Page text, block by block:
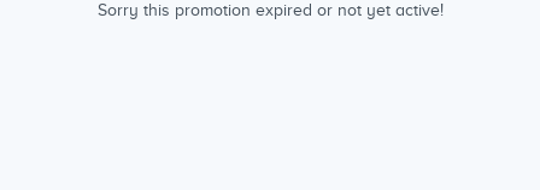
Sorry this promotion expired or not yet active!